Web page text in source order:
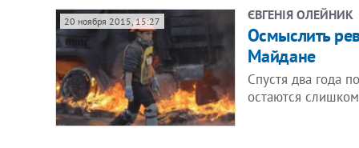
20 ноября 2015, 15:27 ЄВГЕНІЯ ОЛЕЙНИК
Осмыслить
Майдане
Спустя два года
остаются